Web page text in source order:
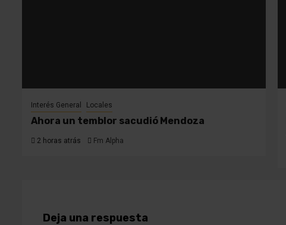
Interés General Locales
Ahora un temblor sacudió Mendoza
2 horas atrás Fm Alpha
Deja una respuesta